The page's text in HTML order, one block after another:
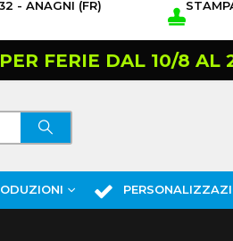
- ANAGNI (FR)
FERIE DAL 10/8 AL